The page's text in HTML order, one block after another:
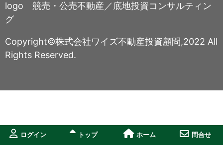
logo 競売・公売不動産／底地投資コンサルティン
グ
Copyright©株式会社ワイズ不動産投資顧問,2022 All
Rights Reserved.
ログイン トップ ホーム 問合せ